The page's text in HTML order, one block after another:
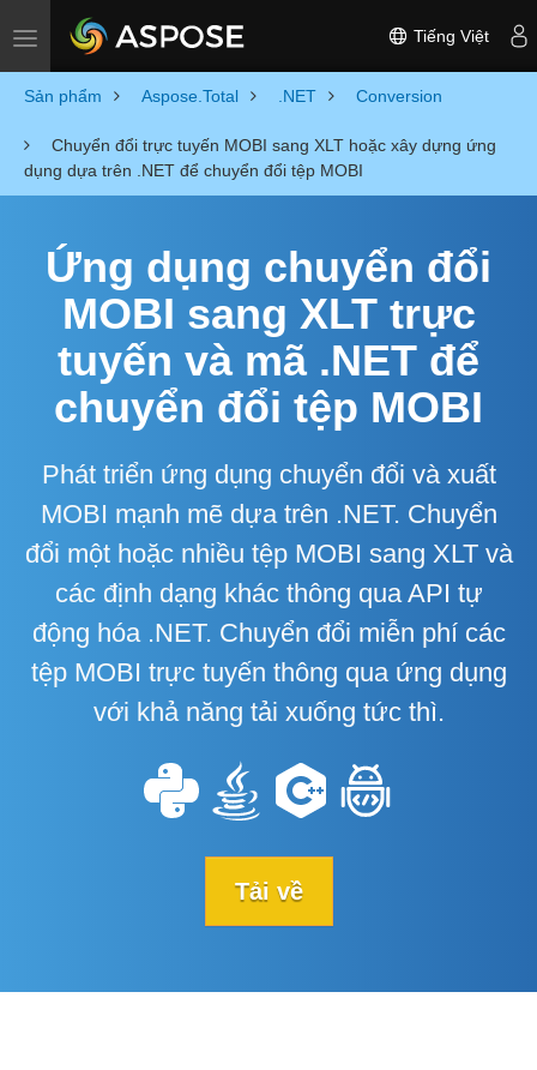
Toggle navigation Tiếng Việt
Sản phẩm Aspose.Total .NET Conversion
Chuyển đổi trực tuyến MOBI sang XLT hoặc xây dựng ứng
dụng dựa trên .NET để chuyển đổi tệp MOBI
Ứng dụng chuyển đổi
MOBI sang XLT trực
tuyến và mã .NET để
chuyển đổi tệp MOBI
Phát triển ứng dụng chuyển đổi và xuất
MOBI mạnh mẽ dựa trên .NET. Chuyển
đổi một hoặc nhiều tệp MOBI sang XLT và
các định dạng khác thông qua API tự
động hóa .NET. Chuyển đổi miễn phí các
tệp MOBI trực tuyến thông qua ứng dụng
với khả năng tải xuống tức thì.
Tải về